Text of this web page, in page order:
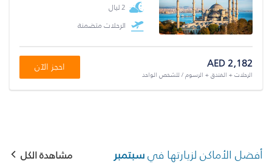
2 ليال
الرحلات متضمنة
AED 2,182
الرحلات + الفندق + الرسوم / للشخص الواحد
احجز الآن
أفضل الأماكن لزيارتها فيسبتمبر مشاهدة الكل